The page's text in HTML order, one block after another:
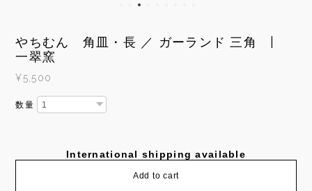
やちむん 角皿・長 ／ ガーランド 三角 |
一翠窯
¥5,500
数量
International shipping available
Add to cart